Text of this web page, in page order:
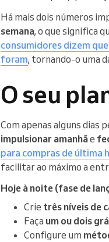
Há mais dois números
semana, o que significa
consumidores dizem
foram, tornando-o uma
O seu
Com apenas alguns dias
impulsionar amanhãe
para compras de última
facilitar ao máximo a
Hoje à noite (fase de
Crie três níveis de
Faça um ou dois
Configure um